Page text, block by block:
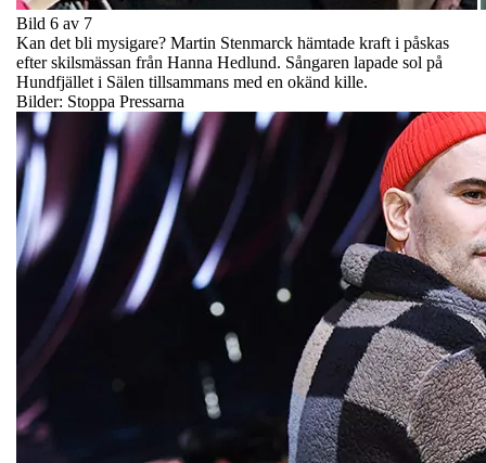
Bild 6 av 7
Kan det bli mysigare? Martin Stenmarck hämtade kraft i påskas
efter skilsmässan från Hanna Hedlund. Sångaren lapade sol på
Hundfjället i Sälen tillsammans med en okänd kille.
Bilder: Stoppa Pressarna